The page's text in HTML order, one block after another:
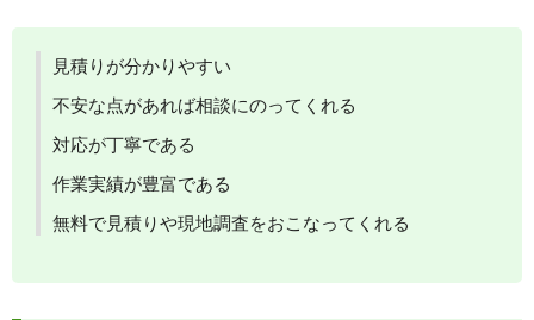
見積りが分かりやすい
不安な点があれば相談にのってくれる
対応が丁寧である
作業実績が豊富である
無料で見積りや現地調査をおこなってくれる